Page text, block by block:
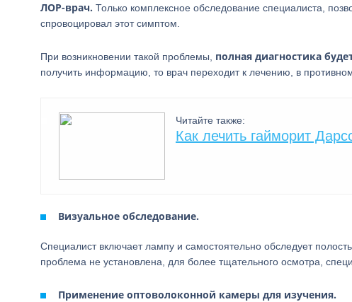
ЛОР-врач. Только комплексное обследование специалиста,
спровоцировал этот симптом.
При возникновении такой проблемы, полная диагностика
получить информацию, то врач переходит к лечению, в
Читайте также:
Как лечить гайморит
Визуальное обследование.
Специалист включает лампу и самостоятельно обследует
проблема не установлена, для более тщательного осмотра,
Применение оптоволоконной камеры для изучения.